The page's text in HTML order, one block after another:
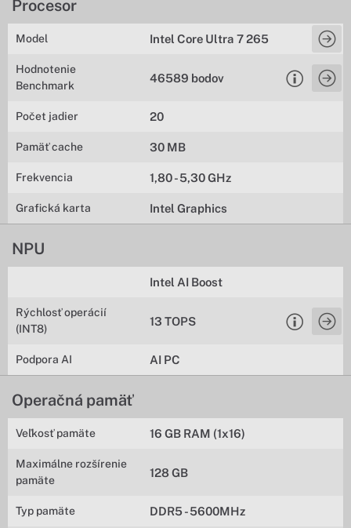
Procesor
Model Intel Core Ultra 7 265
Hodnotenie
Benchmark
46589 bodov
Počet jadier 20
Pamäť cache 30 MB
Frekvencia 1,80 - 5,30 GHz
Grafická karta Intel Graphics
NPU
Intel AI Boost
Rýchlosť operácií
(INT8)
13 TOPS
Podpora AI AI PC
Operačná pamäť
Veľkosť pamäte 16 GB RAM (1x16)
Maximálne rozšírenie
pamäte
128 GB
Typ pamäte DDR5 - 5600MHz